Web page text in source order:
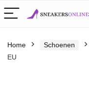
Home Schoenen
EU